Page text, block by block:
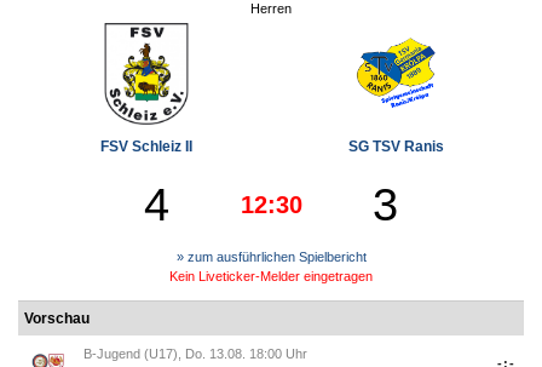
Herren
FSV Schleiz II SG TSV Ranis
4 12:30 3
» zum ausführlichen Spielbericht
Kein Liveticker-Melder eingetragen
Vorschau
B-Jugend (U17), Do. 13.08. 18:00 Uhr
-:-